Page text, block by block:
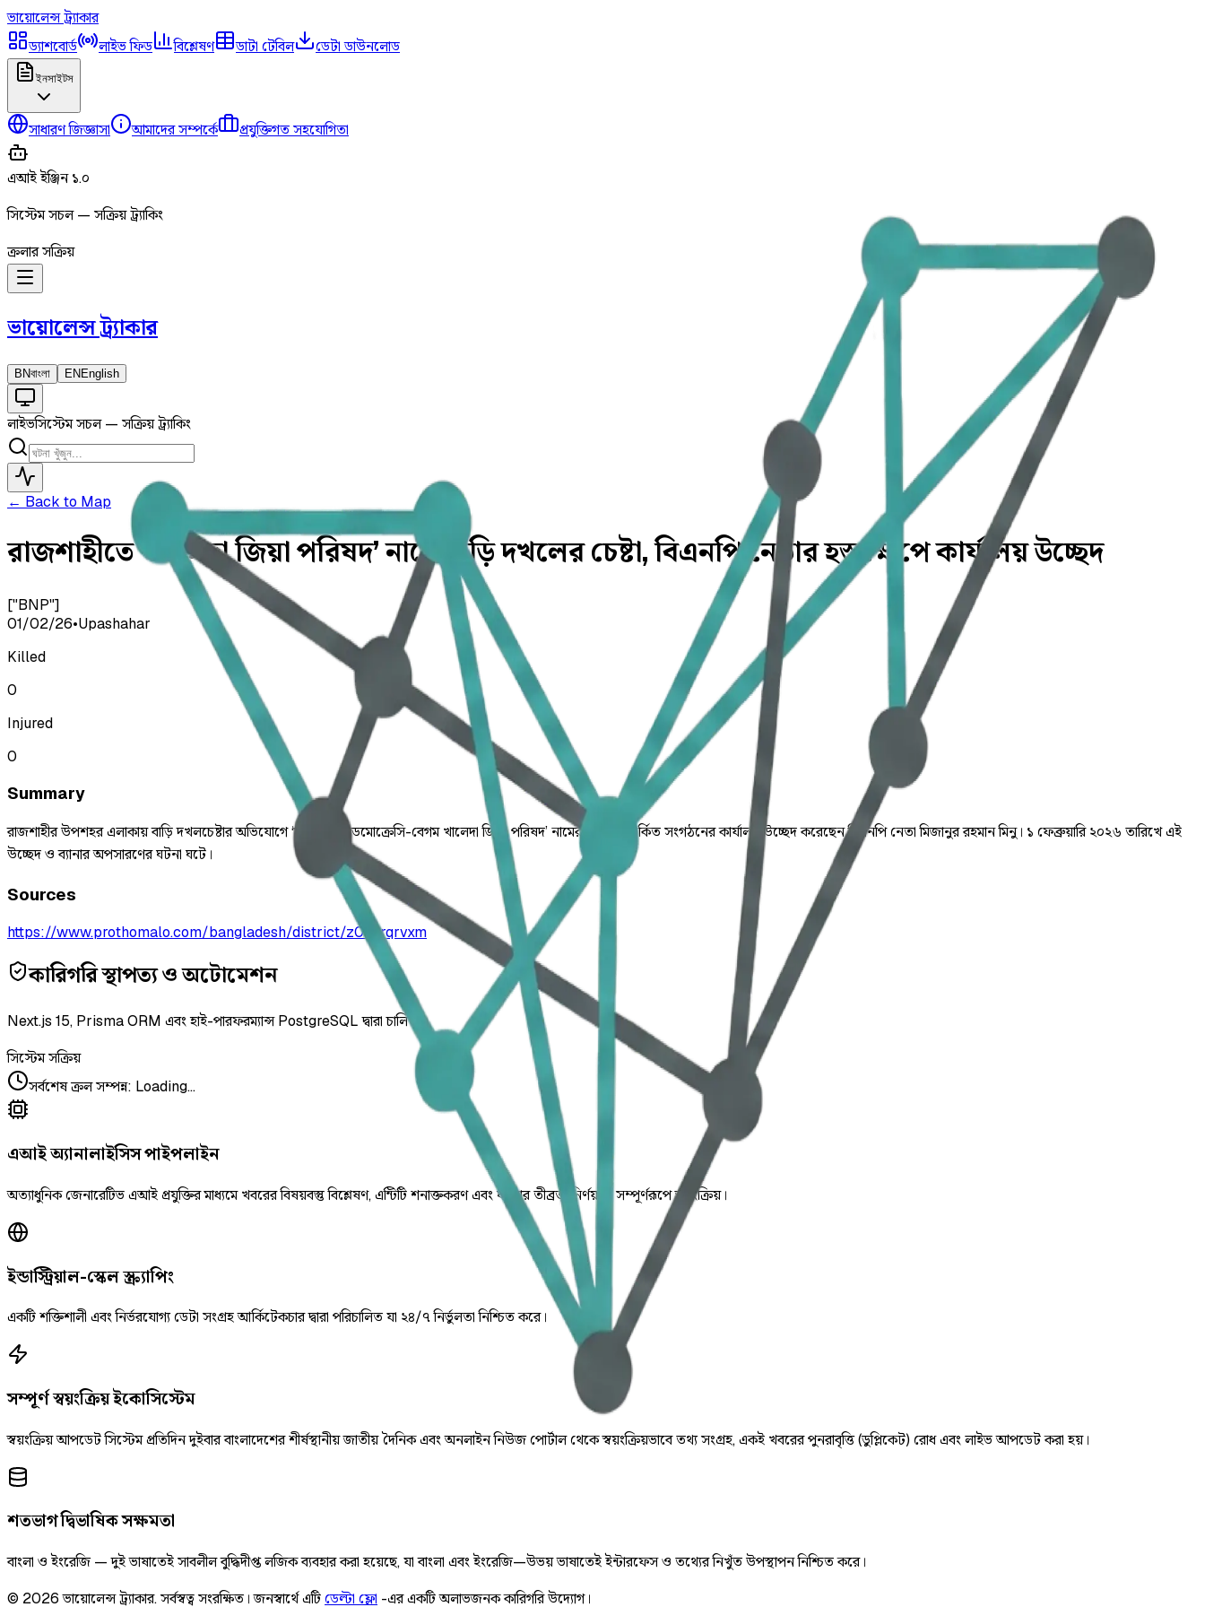
ভায়োলেন্সট্র্যাকার
ড্যাশবোর্ড
লাইভ ফিড বিশ্লেষণ ডাটা টেবিল ডেটা ডাউনলোড
ইনসাইটস
সাধারণ জিজ্ঞাসা আমাদের সম্পর্কে প্রযুক্তিগত সহযোগিতা
এআই ইঞ্জিন ১.০
সিস্টেম সচল — সক্রিয় ট্র্যাকিং
ক্রলার সক্রিয়
ভায়োলেন্সট্র্যাকার
BNবাংলা EN English
লাইভসিস্টেম সচল — সক্রিয় ট্র্যাকিং
← Back to Map
রাজশাহীতে ‘খালেদা জিয়া পরিষদ’ নামে বাড়ি দখলের চেষ্টা, বিএনপি নেতার হস্তক্ষেপে কার্যালয় উচ্ছেদ
["BNP"]
01/02/26•Upashahar
Killed
0
Injured
0
Summary
রাজশাহীর উপশহর এলাকায় বাড়ি দখলচেষ্টার অভিযোগে ‘মাদার অব ডেমোক্রেসি-বেগম খালেদা জিয়া পরিষদ’ নামের একটি বিতর্কিত সংগঠনের কার্যালয় উচ্ছেদ করেছেন বিএনপি নেতা মিজানুর রহমান মিনু। ১ ফেব্রুয়ারি ২০২৬ তারিখে এই
উচ্ছেদ ও ব্যানার অপসারণের ঘটনা ঘটে।
Sources
https://www.prothomalo.com/bangladesh/district/z0avrqrvxm
কারিগরি স্থাপত্য ও অটোমেশন
Next.js 15, Prisma ORM এবং হাই-পারফরম্যান্স PostgreSQL দ্বারা চালিত।
সিস্টেম সক্রিয়
সর্বশেষ ক্রল সম্পন্ন: Loading...
এআই অ্যানালাইসিস পাইপলাইন
অত্যাধুনিক জেনারেটিভ এআই প্রযুক্তির মাধ্যমে খবরের বিষয়বস্তু বিশ্লেষণ, এন্টিটি শনাক্তকরণ এবং ঘটনার তীব্রতা নির্ণয় যা সম্পূর্ণরূপে স্বয়ংক্রিয়।
ইন্ডাস্ট্রিয়াল-স্কেল স্ক্র্যাপিং
একটি শক্তিশালী এবং নির্ভরযোগ্য ডেটা সংগ্রহ আর্কিটেকচার দ্বারা পরিচালিত যা ২৪/৭ নির্ভুলতা নিশ্চিত করে।
সম্পূর্ণ স্বয়ংক্রিয় ইকোসিস্টেম
স্বয়ংক্রিয় আপডেট সিস্টেম প্রতিদিন দুইবার বাংলাদেশের শীর্ষস্থানীয় জাতীয় দৈনিক এবং অনলাইন নিউজ পোর্টাল থেকে স্বয়ংক্রিয়ভাবে তথ্য সংগ্রহ, একই খবরের পুনরাবৃত্তি (ডুপ্লিকেট) রোধ এবং লাইভ আপডেট করা হয়।
শতভাগ দ্বিভাষিক সক্ষমতা
বাংলা ও ইংরেজি — দুই ভাষাতেই সাবলীল বুদ্ধিদীপ্ত লজিক ব্যবহার করা হয়েছে, যা বাংলা এবং ইংরেজি—উভয় ভাষাতেই ইন্টারফেস ও তথ্যের নিখুঁত উপস্থাপন নিশ্চিত করে।
© 2026 ভায়োলেন্স ট্র্যাকার.সর্বস্বত্ব সংরক্ষিত। জনস্বার্থে এটিডেল্টা ফ্লো -এর একটি অলাভজনক কারিগরি উদ্যোগ।